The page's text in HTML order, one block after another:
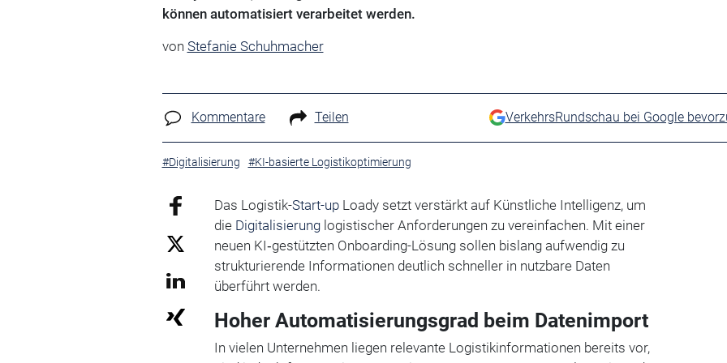
können automatisiert verarbeitet werden.
von Stefanie Schuhmacher
Kommentare Teilen VerkehrsRundschau bei Google
#Digitalisierung #KI-basierte Logistikoptimierung
Das Logistik-Start-up Loady setzt verstärkt auf Künstliche Intelligenz, um
die Digitalisierung logistischer Anforderungen zu vereinfachen. Mit einer
neuen KI‑gestützten Onboarding-Lösung sollen bislang aufwendig zu
strukturierende Informationen deutlich schneller in nutzbare Daten
überführt werden.
Hoher Automatisierungsgrad beim Datenimport
In vielen Unternehmen liegen relevante Logistikinformationen bereits vor,